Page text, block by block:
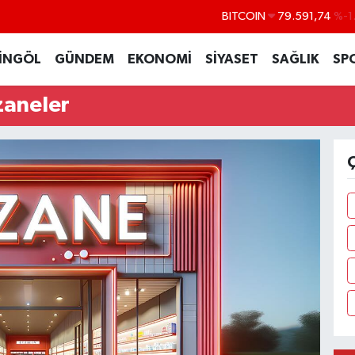
BITCOIN 79.591,74 %-
14.598,00
GÜNDEM EKONOMİ SİYASET SAĞLIK